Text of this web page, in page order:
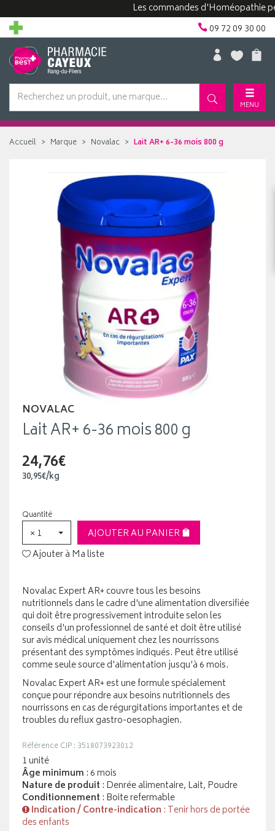
Les commandes d'Homéopathie
09 72 09 30 00
MENU
Accueil Marque Novalac Lait AR+ 6-36 mois 800 g
NOVALAC
Lait AR+ 6-36 mois 800 g
24,76€
30,95€/kg
Quantité
× 1
AJOUTER AU PANIER
Ajouter à Ma liste
Novalac Expert AR+ couvre tous les besoins
nutritionnels dans le cadre d'une alimentation diversifiée
qui doit être progressivement introduite selon les
conseils d'un professionnel de santé et doit être utilisé
sur avis médical uniquement chez les nourrissons
présentant des symptômes indiqués. Peut être utilisé
comme seule source d'alimentation jusqu'à 6 mois.
Novalac Expert AR+ est une formule spécialement
conçue pour répondre aux besoins nutritionnels des
nourrissons en cas de régurgitations importantes et de
troubles du reflux gastro-oesophagien.
Référence CIP : 3518073923012
1 unité
Âge minimum : 6 mois
Nature de produit : Denrée alimentaire, Lait, Poudre
Conditionnement : Boite refermable
Indication / Contre-indication : Tenir hors de portée
des enfants